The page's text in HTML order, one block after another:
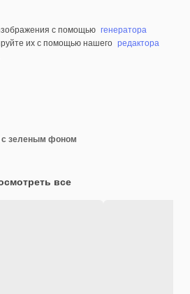
с помощью генератора
их с помощью нашего редактора
зеленым фоном
все